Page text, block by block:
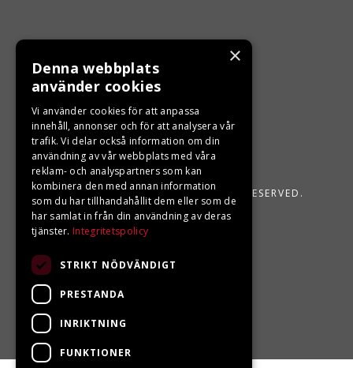
LJUNGBERGS MOTOR 2026. ALL RIGHTS RESERVED.
POWERED BY EMPORI CMS
×
Denna webbplats
använder cookies
Vi använder cookies för att anpassa
innehåll, annonser och för att analysera vår
trafik. Vi delar också information om din
användning av vår webbplats med våra
reklam- och analyspartners som kan
kombinera den med annan information
som du har tillhandahållit dem eller som de
har samlat in från din användning av deras
tjänster. Integritetspolicy
STRIKT NÖDVÄNDIGT
PRESTANDA
INRIKTNING
FUNKTIONER